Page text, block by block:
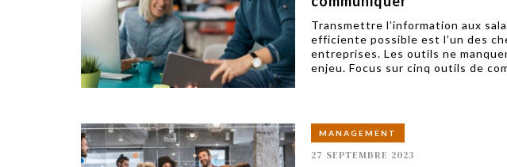
Transmettre l’information aux
efficiente possible est l’un des
entreprises. Les outils ne
enjeu. Focus sur cinq outils de
MANAGEMENT
27 SEPTEMBRE 2023